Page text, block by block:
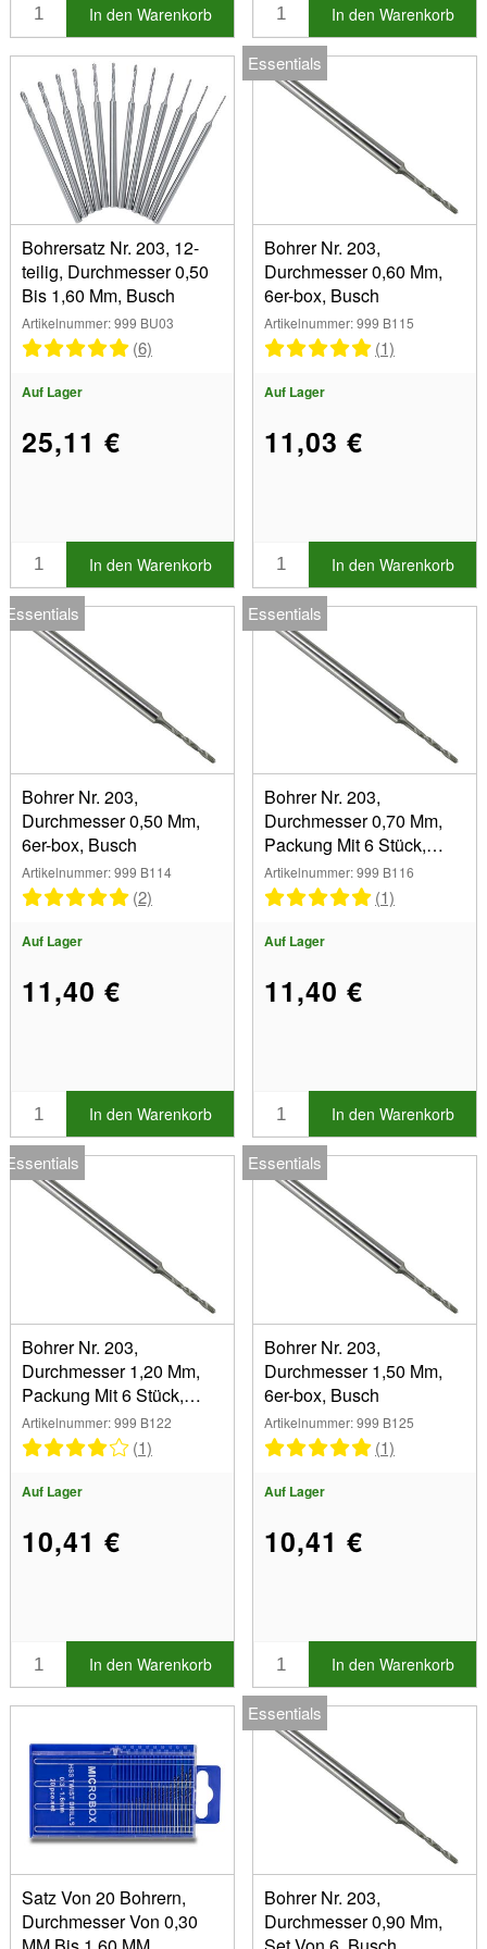
1.80 mm (2)
1.90 mm (2)
2.00 mm (3)
2.10 mm (2)
2.20 mm (2)
2.30 mm (2)
2.40 mm (1)
Sonderangebotsartikel
Neue Produkte
Bestseller
In den Warenkorb In den Warenkorb
Bohrersatz Nr. 203, 12-
teilig, Durchmesser 0,50
Bis 1,60 Mm, Busch
Artikelnummer: 999 BU03
(6)
Auf Lager
25,11 €
In den Warenkorb
Essentials
Bohrer Nr. 203,
Durchmesser 0,60 Mm,
6er-box, Busch
Artikelnummer: 999 B115
(1)
Auf Lager
11,03 €
In den Warenkorb
Essentials
Bohrer Nr. 203,
Durchmesser 0,50 Mm,
6er-box, Busch
Artikelnummer: 999 B114
(2)
Auf Lager
11,40 €
In den Warenkorb
Essentials
Bohrer Nr. 203,
Durchmesser 0,70 Mm,
Packung Mit 6 Stück,
Busch
Artikelnummer: 999 B116
(1)
Auf Lager
11,40 €
In den Warenkorb
Essentials
Bohrer Nr. 203,
Durchmesser 1,20 Mm,
Packung Mit 6 Stück,
Busch
Artikelnummer: 999 B122
(1)
Auf Lager
10,41 €
In den Warenkorb
Essentials
Bohrer Nr. 203,
Durchmesser 1,50 Mm,
6er-box, Busch
Artikelnummer: 999 B125
(1)
Auf Lager
10,41 €
In den Warenkorb
Satz Von 20 Bohrern,
Durchmesser Von 0,30
Essentials
Bohrer Nr. 203,
Durchmesser 0,90 Mm,